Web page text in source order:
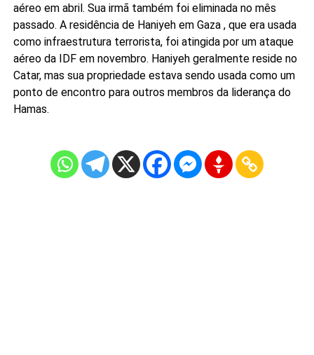
aéreo em abril. Sua irmã também foi eliminada no mês
passado. A residência de Haniyeh em Gaza , que era usada
como infraestrutura terrorista, foi atingida por um ataque
aéreo da IDF em novembro. Haniyeh geralmente reside no
Catar, mas sua propriedade estava sendo usada como um
ponto de encontro para outros membros da liderança do
Hamas.